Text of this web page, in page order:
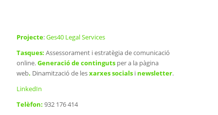
Projecte:Ges40 Legal Services
Tasques: Assessorament i estratègia de comunicació
online.Generació de continguts per a la pàgina
web. Dinamització de lesxarxes socialsi newsletter.
LinkedIn
Telèfon: 932 176 414